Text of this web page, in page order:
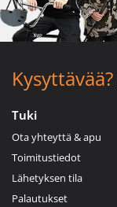
Kysyttävää?
Tuki
Ota yhteyttä & apu
Toimitustiedot
Lähetyksen tila
Palautukset